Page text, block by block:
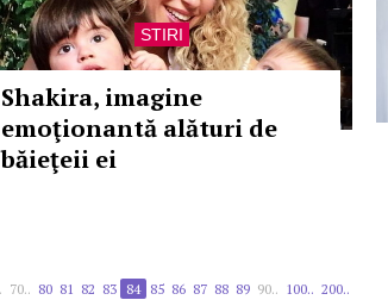
STIRI
Shakira, imagine
emoţionantă alături de
băieţeii ei
70.. 80 81 82 83 84 85 86 87 88 89 90.. 100.. 200..